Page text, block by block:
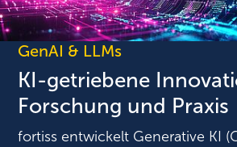
GenAI & LLMs
KI-getriebene
Forschung und Praxis
fortiss entwickelt Generative KI